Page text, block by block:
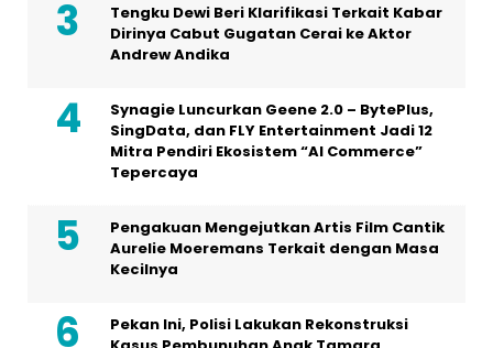
Tengku Dewi Beri Klarifikasi Terkait Kabar
Dirinya Cabut Gugatan Cerai ke Aktor
Andrew Andika
Synagie Luncurkan Geene 2.0 – BytePlus,
SingData, dan FLY Entertainment Jadi 12
Mitra Pendiri Ekosistem “AI Commerce”
Tepercaya
Pengakuan Mengejutkan Artis Film Cantik
Aurelie Moeremans Terkait dengan Masa
Kecilnya
Pekan Ini, Polisi Lakukan Rekonstruksi